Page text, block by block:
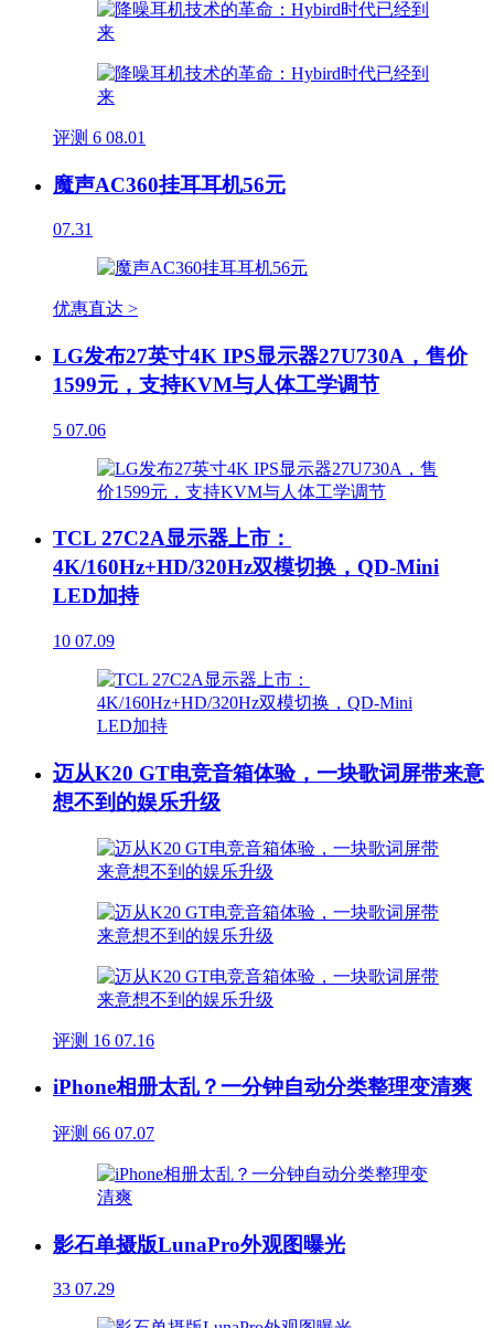
评测 6 08.01
魔声AC360挂耳耳机56元
07.31
优惠直达 >
LG发布27英寸4K IPS显示器27U730A，售价
1599元，支持KVM与人体工学调节
5 07.06
TCL 27C2A显示器上市：
4K/160Hz+HD/320Hz双模切换，QD-Mini
LED加持
10 07.09
迈从K20 GT电竞音箱体验，一块歌词屏带来意
想不到的娱乐升级
评测 16 07.16
iPhone相册太乱？一分钟自动分类整理变清爽
评测 66 07.07
影石单摄版LunaPro外观图曝光
33 07.29